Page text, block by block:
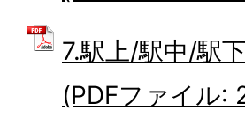
7.駅上/駅中/駅
(PDFファイル: